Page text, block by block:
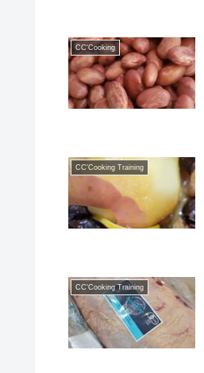
CC'Cooking
CC'Cooking Training
CC'Cooking Training